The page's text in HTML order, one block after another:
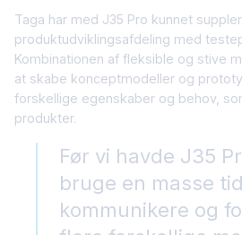
Taga har med J35 Pro kunnet
produktudviklingsafdeling med
Kombinationen af fleksible og stive
at skabe konceptmodeller og
forskellige egenskaber og behov,
produkter.
Før vi havde J35
bruge en masse
kommunikere og